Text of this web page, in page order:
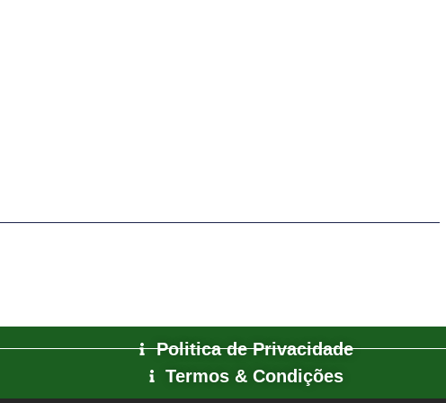
Politica de Privacidade
Termos & Condições